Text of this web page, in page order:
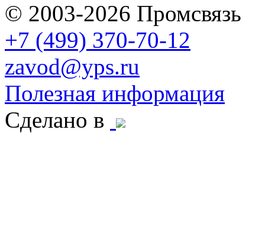
© 2003-2026 Промсвязь
+7 (499) 370-70-12
zavod@yps.ru
Полезная информация
Сделано в